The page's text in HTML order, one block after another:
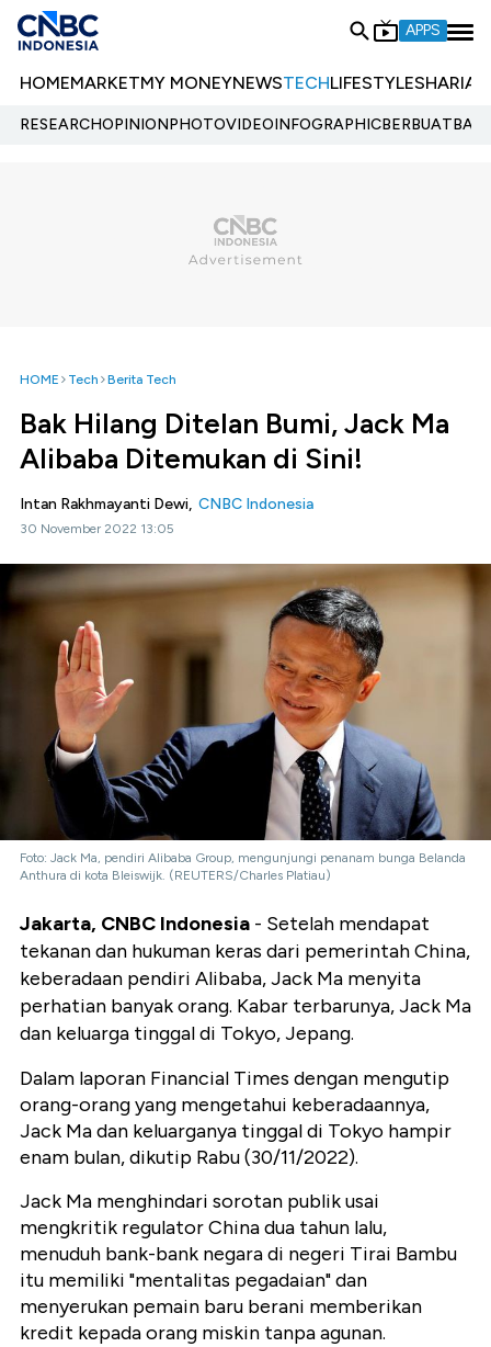
APPS
HOMEMARKETMY MONEYNEWSTECHLIFESTYLESHARIA
RESEARCHOPINIONPHOTOVIDEOINFOGRAPHIC
HOME Tech Berita Tech
Bak Hilang Ditelan Bumi, Jack Ma
Alibaba Ditemukan di Sini!
Intan Rakhmayanti Dewi, CNBC Indonesia
30 November 2022 13:05
Foto: Jack Ma, pendiri Alibaba Group, mengunjungi penanam bunga Belanda
Anthura di kota Bleiswijk. (REUTERS/Charles Platiau)
Jakarta, CNBC Indonesia - Setelah mendapat
tekanan dan hukuman keras dari pemerintah China,
keberadaan pendiri Alibaba, Jack Ma menyita
perhatian banyak orang. Kabar terbarunya, Jack Ma
dan keluarga tinggal di Tokyo, Jepang.
Dalam laporan Financial Times dengan mengutip
orang-orang yang mengetahui keberadaannya,
Jack Ma dan keluarganya tinggal di Tokyo hampir
enam bulan, dikutip Rabu (30/11/2022).
Jack Ma menghindari sorotan publik usai
mengkritik regulator China dua tahun lalu,
menuduh bank-bank negara di negeri Tirai Bambu
itu memiliki "mentalitas pegadaian" dan
menyerukan pemain baru berani memberikan
kredit kepada orang miskin tanpa agunan.